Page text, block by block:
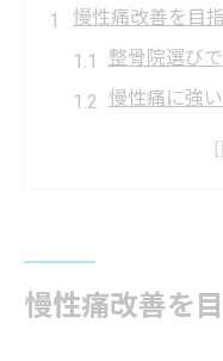
慢性痛改善を目
整骨院選び
慢性痛に強
枚方市で根本ケ
慢性痛改善を